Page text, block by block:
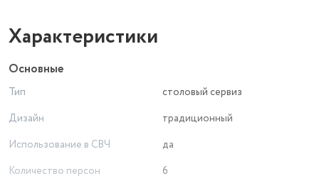
Характеристики
Основные
Тип
столовый сервиз
Дизайн
традиционный
Использование в СВЧ
да
Количество персон
6